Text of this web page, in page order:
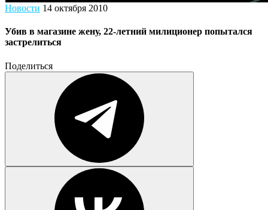
Новости 14 октября 2010
Убив в магазине жену, 22-летний милиционер попытался
застрелиться
Поделиться